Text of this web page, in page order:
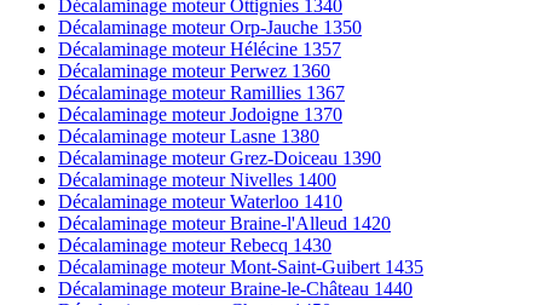
Décalaminage moteur Ottignies 1340
Décalaminage moteur Orp-Jauche 1350
Décalaminage moteur Hélécine 1357
Décalaminage moteur Perwez 1360
Décalaminage moteur Ramillies 1367
Décalaminage moteur Jodoigne 1370
Décalaminage moteur Lasne 1380
Décalaminage moteur Grez-Doiceau 1390
Décalaminage moteur Nivelles 1400
Décalaminage moteur Waterloo 1410
Décalaminage moteur Braine-l'Alleud 1420
Décalaminage moteur Rebecq 1430
Décalaminage moteur Mont-Saint-Guibert 1435
Décalaminage moteur Braine-le-Château 1440